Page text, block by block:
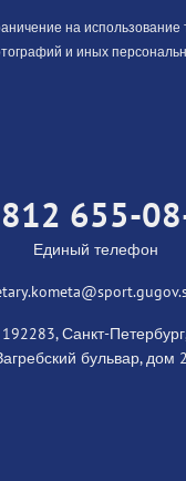
на
и иных
655-
Единый телефон
192283, Санкт-
бульвар, дом